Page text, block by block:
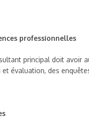
professionnelles
principal doit avoir
et évaluation, des